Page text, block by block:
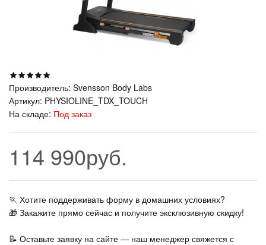
Производитель: Svensson Body Labs
Артикул: PHYSIOLINE_TDX_TOUCH
На складе: Под заказ
114 990руб.
🏃‍ Хотите поддерживать форму в домашних условиях?
🎁 Закажите прямо сейчас и получите эксклюзивную скидку!
📝 Оставьте заявку на сайте — наш менеджер свяжется с